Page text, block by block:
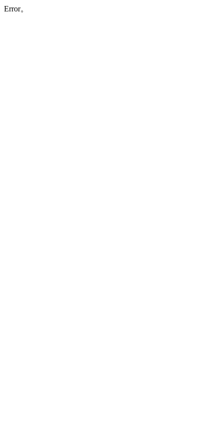
Error。